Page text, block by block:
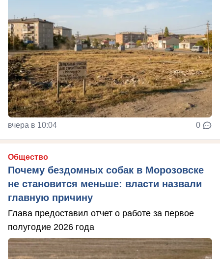
вчера в 10:04 0
Общество
Почему бездомных собак в Морозовске
не становится меньше: власти назвали
главную причину
Глава предоставил отчет о работе за первое
полугодие 2026 года